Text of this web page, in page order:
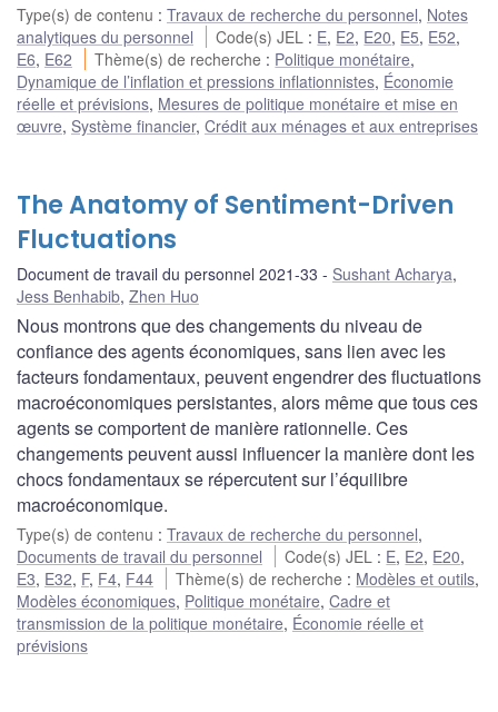
Type(s) de contenu : Travaux de recherche du personnel, Notes
analytiques du personnel
Code(s) JEL : E, E2, E20, E5, E52,
E6, E62 Thème(s) de recherche : Politique monétaire,
Dynamique de l’inflation et pressions inflationnistes, Économie
réelle et prévisions, Mesures de politique monétaire et mise en
œuvre, Système financier, Crédit aux ménages et aux entreprises
The Anatomy of Sentiment-Driven
Fluctuations
Document de travail du personnel 2021-33 Sushant Acharya,
Jess Benhabib, Zhen Huo
Nous montrons que des changements du niveau de
confiance des agents économiques, sans lien avec les
facteurs fondamentaux, peuvent engendrer des fluctuations
macroéconomiques persistantes, alors même que tous ces
agents se comportent de manière rationnelle. Ces
changements peuvent aussi influencer la manière dont les
chocs fondamentaux se répercutent sur l’équilibre
macroéconomique.
Type(s) de contenu : Travaux de recherche du personnel,
Documents de travail du personnel
Code(s) JEL : E, E2, E20,
E3, E32, F, F4, F44 Thème(s) de recherche : Modèles et outils,
Modèles économiques, Politique monétaire, Cadre et
transmission de la politique monétaire, Économie réelle et
prévisions